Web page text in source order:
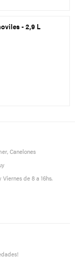
- 2,9 L
Canelones
de 8 a 16hs.